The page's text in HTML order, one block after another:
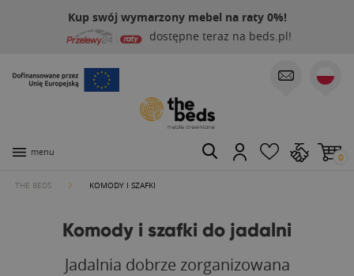
Kup swój wymarzony mebel na raty 0%!
dostępne teraz na beds.pl!
menu 0
THE BEDS KOMODY I SZAFKI
Komody i szafki do jadalni
Jadalnia dobrze zorganizowana